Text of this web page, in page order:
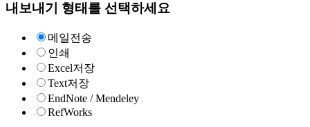
내보내기 형태를 선택하세요
메일전송
인쇄
Excel저장
Text저장
EndNote / Mendeley
RefWorks